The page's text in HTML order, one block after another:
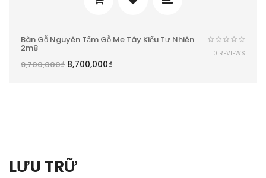
LƯU TRỮ
Bàn Gỗ Nguyên Tấm Gỗ Me Tây Kiểu Tự Nhiên
2m8
9,700,000₫ 8,700,000₫
0 REVIEWS